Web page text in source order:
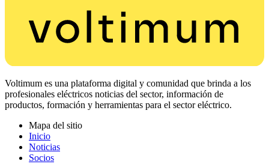
Voltimum es una plataforma digital y comunidad que brinda a los
profesionales eléctricos noticias del sector, información de
productos, formación y herramientas para el sector eléctrico.
Mapa del sitio
Inicio
Noticias
Socios